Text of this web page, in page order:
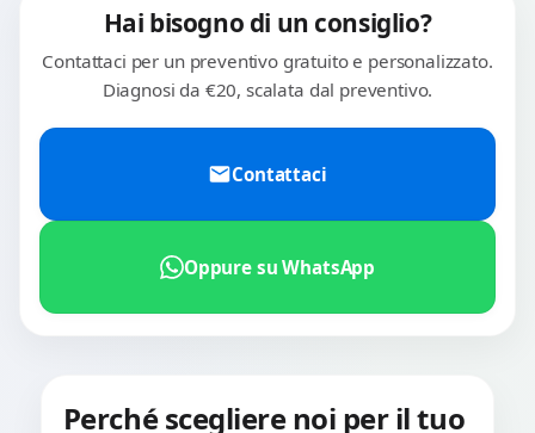
Hai bisogno di un consiglio?
Contattaci per un preventivo gratuito e personalizzato.
Diagnosi da €20, scalata dal preventivo.
Contattaci
Oppure su WhatsApp
Perché scegliere noi per il tuo